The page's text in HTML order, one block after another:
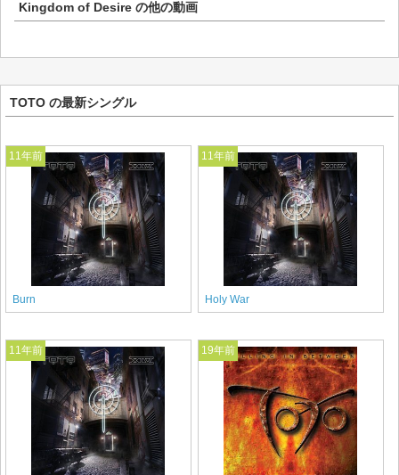
Kingdom of Desire の他の動画
TOTO の最新シングル
11年前
Burn
11年前
Holy War
11年前 19年前